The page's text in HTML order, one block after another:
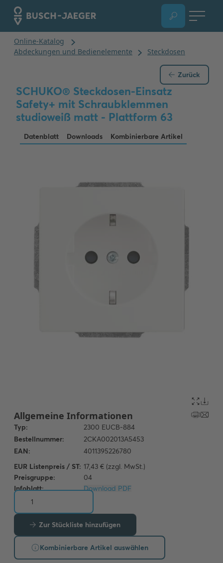
Zurück
SCHUKO® Steckdosen-Einsatz
Safety+ mit Schraubklemmen
studioweiß matt - Plattform 63
Datenblatt Downloads Kombinierbare Artikel
EUR Listenpreis / ST: 17,43 € (zzgl. MwSt.)
Preisgruppe:
04
Infoblatt:
Download PDF
Zur Stückliste hinzufügen
Kombinierbare Artikel auswählen